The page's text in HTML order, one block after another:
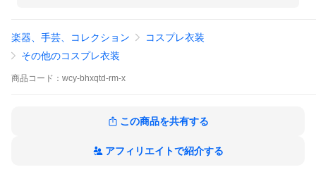
楽器、手芸、コレクション
コスプレ衣装
その他のコスプレ衣装
商品 コード： wcy-bhxqtd-rm-x
この商品を共有する
アフィリエイトで紹介する